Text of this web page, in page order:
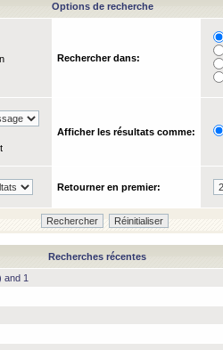
Options de recherche
Rechercher dans:
Afficher les résultats comme:
Retourner en premier:
Recherches récentes
and 1